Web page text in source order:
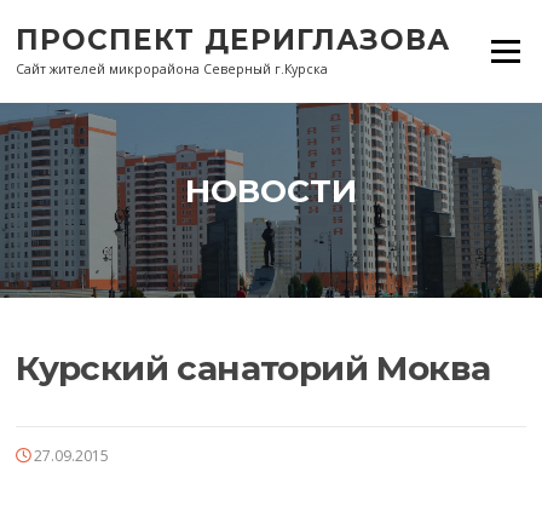
содержанию
ПРОСПЕКТ ДЕРИГЛАЗОВА
Сайт жителей микрорайона Северный г.Курска
Меню
НОВОСТИ
Курский санаторий Моква
27.09.2015